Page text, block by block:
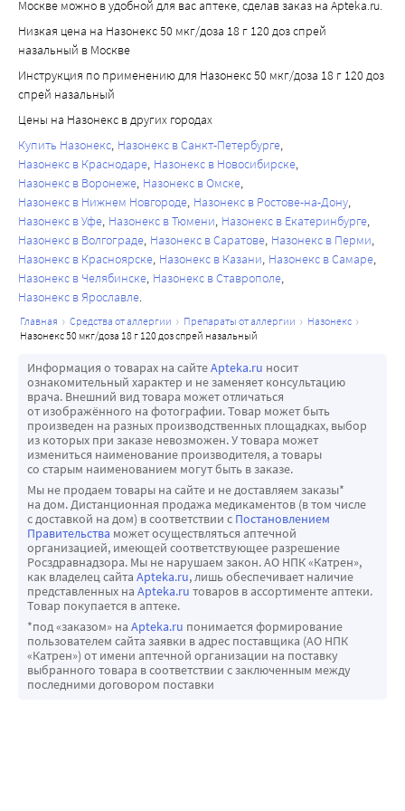
центральную серозную хориоретинопатию (ЦСХ),
которые наблюдались в ряде случаев при системном и
местном применении ГКС.
Эффективность и безопасность мометазона не изучена
при лечении односторонних полипов, полипов,
связанных с муковисцидозом и полипов, которые
полностью закрывают носовую полость.
В случае выявления односторонних полипов необычной
или неправильной формы, особенно изъязвленных или
кровоточащих, необходимо провести дополнительное
медицинское обследование.
Влияние на способность управлять транспортными
средствами и другими механизмами:
Нет данных о влиянии лекарственного препарата
Назонекс® на способность управлять транспортными
средствами или движущимися механизмами.
Москве можно в удобной для вас аптеке, сделав заказ на Apteka.ru.
Низкая цена на Назонекс 50 мкг/доза 18 г 120 доз спрей
назальный в Москве
Инструкция по применению для Назонекс 50 мкг/доза 18 г 120 доз
спрей назальный
Цены на Назонекс в других городах
Купить Назонекс Назонекс в Санкт-Петербурге
Назонекс в Краснодаре Назонекс в Новосибирске
Назонекс в Воронеже Назонекс в Омске
Назонекс в Нижнем Новгороде Назонекс в Ростове-на-Дону
Назонекс в Уфе Назонекс в Тюмени Назонекс в Екатеринбурге
Назонекс в Волгограде Назонекс в Саратове Назонекс в Перми
Назонекс в Красноярске Назонекс в Казани Назонекс в Самаре
Назонекс в Челябинске Назонекс в Ставрополе
Назонекс в Ярославле
главная средства от аллергии препараты от аллергии
назонекс
назонекс 50 мкг/доза 18 г 120 доз спрей назальный
Информация о товарах на сайтеApteka.ru носит
ознакомительный характер и не заменяет консультацию
врача. Внешний вид товара может отличаться
от изображённого на фотографии. Товар может быть
произведен на разных производственных площадках, выбор
из которых при заказе невозможен. У товара может
измениться наименование производителя, а товары
со старым наименованием могут быть в заказе.
Мы не продаем товары на сайте и не доставляем заказы*
на дом. Дистанционная продажа медикаментов (в том числе
с доставкой на дом) в соответствии с Постановлением
Правительства может осуществляться аптечной
организацией, имеющей соответствующее разрешение
Росздравнадзора. Мы не нарушаем закон. АО НПК «Катрен»,
как владелец сайта Apteka.ru, лишь обеспечивает наличие
представленных на Apteka.ru товаров в ассортименте аптеки.
Товар покупается в аптеке.
*под «заказом» на Apteka.ru понимается формирование
пользователем сайта заявки в адрес поставщика (АО НПК
«Катрен») от имени аптечной организации на поставку
выбранного товара в соответствии с заключенным между
последними договором поставки